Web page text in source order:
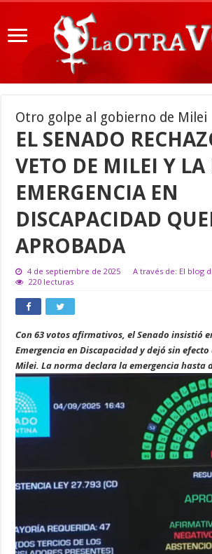
Otro golpe al gobierno de Milei
EL SENADO
VETO DE MILEI Y LA
EMERGENCIA EN
DISCAPACIDAD
APROBADA
4 de septiembre de 2025
A través de: El blog
220 lecturas
Con 63 votos afirmativos, el Senado insistió
Emergencia en Discapacidad y dejó sin efecto
Milei. La norma declara la emergencia hasta